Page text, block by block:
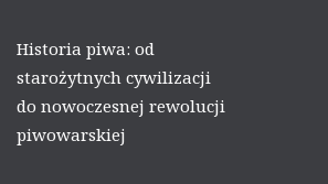
Historia piwa: od
starożytnych cywilizacji
do nowoczesnej rewolucji
piwowarskiej